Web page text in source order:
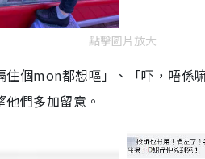
點擊圖片放大
個mon都想嘔」、「吓，唔係
們多加留意。